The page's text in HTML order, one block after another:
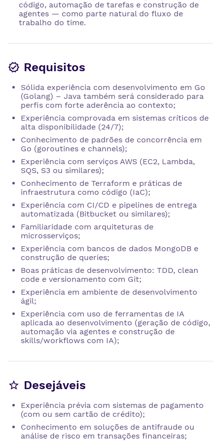
código, automação de tarefas e construção de
agentes — como parte natural do fluxo de
trabalho do time.
Requisitos
Sólida experiência com desenvolvimento em Go
(Golang) – Java também será considerado para
perfis com forte aderência ao contexto;
Experiência comprovada em sistemas críticos de
alta disponibilidade (24/7);
Conhecimento de padrões de concorrência em
Go (goroutines e channels);
Experiência com serviços AWS (EC2, Lambda,
SQS, S3 ou similares);
Conhecimento de Terraform e práticas de
infraestrutura como código (IaC);
Experiência com CI/CD e pipelines de entrega
automatizada (Bitbucket ou similares);
Familiaridade com arquiteturas de
microsserviços;
Experiência com bancos de dados MongoDB e
construção de queries;
Boas práticas de desenvolvimento: TDD, clean
code e versionamento com Git;
Experiência em ambiente de desenvolvimento
ágil;
Experiência com uso de ferramentas de IA
aplicada ao desenvolvimento (geração de código,
automação via agentes e construção de
skills/workflows com IA);
Desejáveis
Experiência prévia com sistemas de pagamento
(com ou sem cartão de crédito);
Conhecimento em soluções de antifraude ou
análise de risco em transações financeiras;